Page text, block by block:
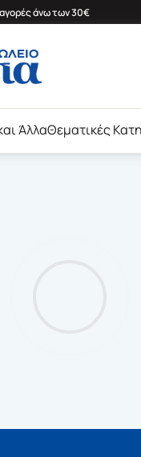
άνω των 30€
ΆλλαΘεματικές